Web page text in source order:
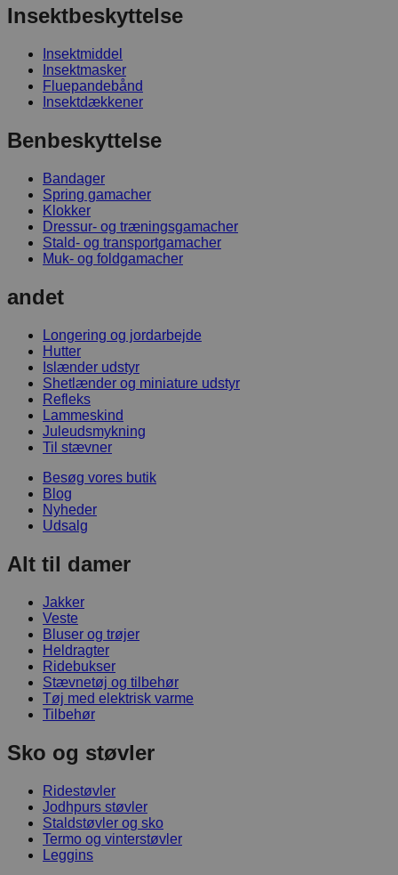
Insektbeskyttelse
Insektmiddel
Insektmasker
Fluepandebånd
Insektdækkener
Benbeskyttelse
Bandager
Spring gamacher
Klokker
Dressur- og træningsgamacher
Stald- og transportgamacher
Muk- og foldgamacher
andet
Longering og jordarbejde
Hutter
Islænder udstyr
Shetlænder og miniature udstyr
Refleks
Lammeskind
Juleudsmykning
Til stævner
Besøg vores butik
Blog
Nyheder
Udsalg
Alt til damer
Jakker
Veste
Bluser og trøjer
Heldragter
Ridebukser
Stævnetøj og tilbehør
Tøj med elektrisk varme
Tilbehør
Sko og støvler
Ridestøvler
Jodhpurs støvler
Staldstøvler og sko
Termo og vinterstøvler
Leggins